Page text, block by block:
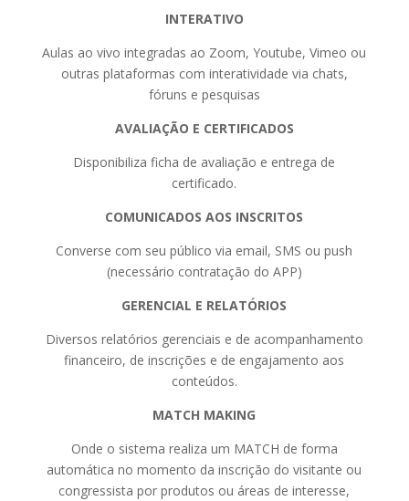
INTERATIVO
Aulas ao vivo integradas ao Zoom, Youtube, Vimeo ou
outras plataformas com interatividade via chats,
fóruns e pesquisas
AVALIAÇÃO E CERTIFICADOS
Disponibiliza ficha de avaliação e entrega de
certificado.
COMUNICADOS AOS INSCRITOS
Converse com seu público via email, SMS ou push
(necessário contratação do APP)
GERENCIAL E RELATÓRIOS
Diversos relatórios gerenciais e de acompanhamento
financeiro, de inscrições e de engajamento aos
conteúdos.
MATCH MAKING
Onde o sistema realiza um MATCH de forma
automática no momento da inscrição do visitante ou
congressista por produtos ou áreas de interesse,